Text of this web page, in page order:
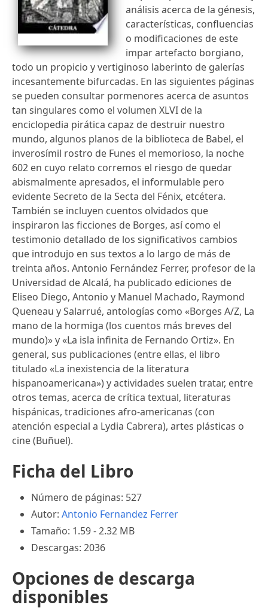
análisis acerca de la génesis,
características, confluencias
o modificaciones de este
impar artefacto borgiano,
todo un propicio y vertiginoso laberinto de galerías
incesantemente bifurcadas. En las siguientes páginas
se pueden consultar pormenores acerca de asuntos
tan singulares como el volumen XLVI de la
enciclopedia pirática capaz de destruir nuestro
mundo, algunos planos de la biblioteca de Babel, el
inverosímil rostro de Funes el memorioso, la noche
602 en cuyo relato corremos el riesgo de quedar
abismalmente apresados, el informulable pero
evidente Secreto de la Secta del Fénix, etcétera.
También se incluyen cuentos olvidados que
inspiraron las ficciones de Borges, así como el
testimonio detallado de los significativos cambios
que introdujo en sus textos a lo largo de más de
treinta años. Antonio Fernández Ferrer, profesor de la
Universidad de Alcalá, ha publicado ediciones de
Eliseo Diego, Antonio y Manuel Machado, Raymond
Queneau y Salarrué, antologías como «Borges A/Z, La
mano de la hormiga (los cuentos más breves del
mundo)» y «La isla infinita de Fernando Ortiz». En
general, sus publicaciones (entre ellas, el libro
titulado «La inexistencia de la literatura
hispanoamericana») y actividades suelen tratar, entre
otros temas, acerca de crítica textual, literaturas
hispánicas, tradiciones afro-americanas (con
atención especial a Lydia Cabrera), artes plásticas o
cine (Buñuel).
Ficha del Libro
Número de páginas: 527
Autor: Antonio Fernandez Ferrer
Tamaño: 1.59 - 2.32 MB
Descargas: 2036
Opciones de descarga
disponibles